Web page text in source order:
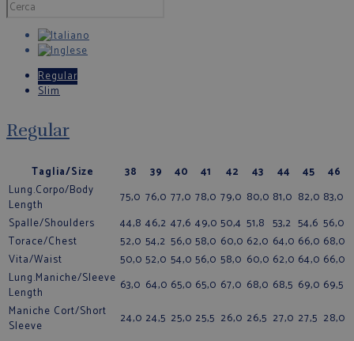
Regular
Slim
Regular
Taglia/Size 38 39 40 41 42 43 44 45
46
Lung.Corpo/Body
Length
75,0 76,0 77,0 78,0 79,0 80,0 81,0 82,0 83,0
Spalle/Shoulders
44,8 46,2 47,6 49,0 50,4 51,8 53,2 54,6 56,0
Torace/Chest
52,0 54,2 56,0 58,0 60,0 62,0 64,0 66,0 68,0
Vita/Waist
50,0 52,0 54,0 56,0 58,0 60,0 62,0 64,0 66,0
Lung.Maniche/Sleeve
Length
63,0 64,0 65,0 65,0 67,0 68,0 68,5 69,0 69,5
Maniche Cort/Short
Sleeve
24,0 24,5 25,0 25,5 26,0 26,5 27,0 27,5 28,0